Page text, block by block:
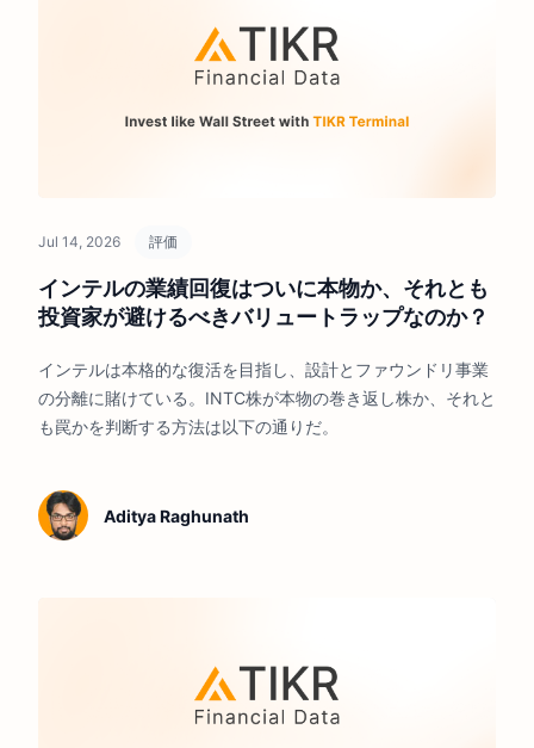
Jul 14, 2026 評価
インテルの業績回復はついに本物か、それとも
投資家が避けるべきバリュートラップなのか？
インテルは本格的な復活を目指し、設計とファウンドリ事業
の分離に賭けている。INTC株が本物の巻き返し株か、それと
も罠かを判断する方法は以下の通りだ。
Aditya Raghunath